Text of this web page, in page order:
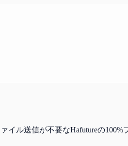
ル送信が不要なHafutureの